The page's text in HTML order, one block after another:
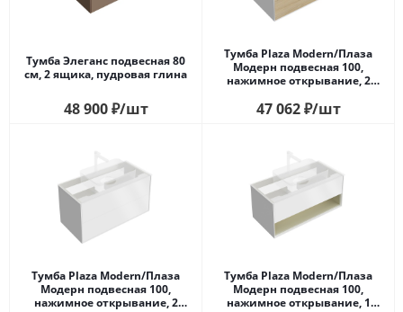
Тумба Элеганс подвесная 80
см, 2 ящика, пудровая глина
48 900₽/шт
Тумба Plaza Modern/Плаза
Модерн подвесная 100,
нажимное открывание, 2
47 062₽/шт
Тумба Plaza Modern/Плаза
Модерн подвесная 100,
нажимное открывание, 2
Тумба Plaza Modern/Плаза
Модерн подвесная 100,
нажимное открывание, 1